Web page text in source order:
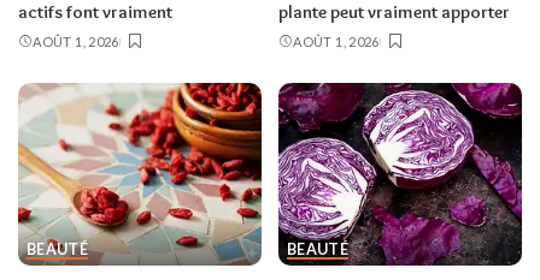
actifs font vraiment
AOÛT 1, 2026
plante peut vraiment apporter
AOÛT 1, 2026
BEAUTÉ BEAUTÉ